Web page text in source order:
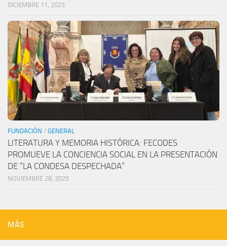
DICIEMBRE 11, 2025
FUNDACIÓN / GENERAL
LITERATURA Y MEMORIA HISTÓRICA: FECODES
PROMUEVE LA CONCIENCIA SOCIAL EN LA PRESENTACIÓN
DE “LA CONDESA DESPECHADA”
NOVIEMBRE 28, 2025
MÁS